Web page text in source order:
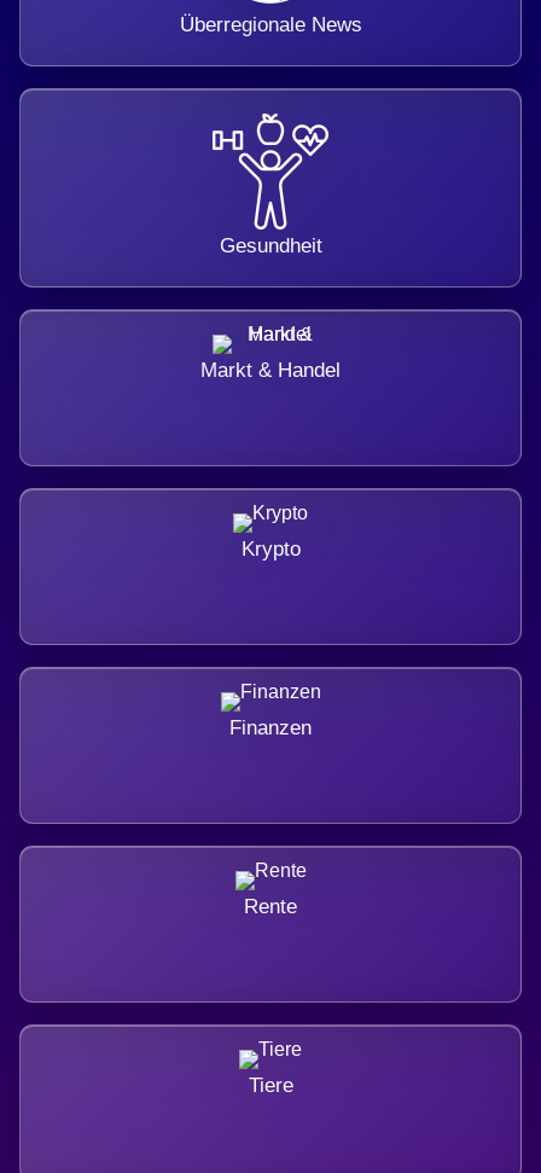
Überregionale News
Gesundheit
Markt & Handel
Krypto
Finanzen
Rente
Tiere